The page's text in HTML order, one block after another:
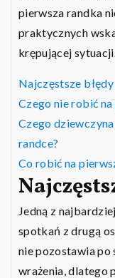
pierwsza randka
praktycznych
krępującej sytuacji.
Najczęstsze
Czego nie robić
Czego
randce?
Co robić na
Jedną z
spotkań z drugą
nie pozostawia
wrażenia, dlatego